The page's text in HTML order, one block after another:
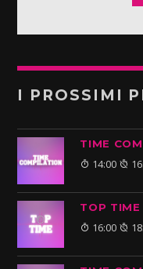
I PROSSIMI
TIME
14:00
TOP TIME
16:00